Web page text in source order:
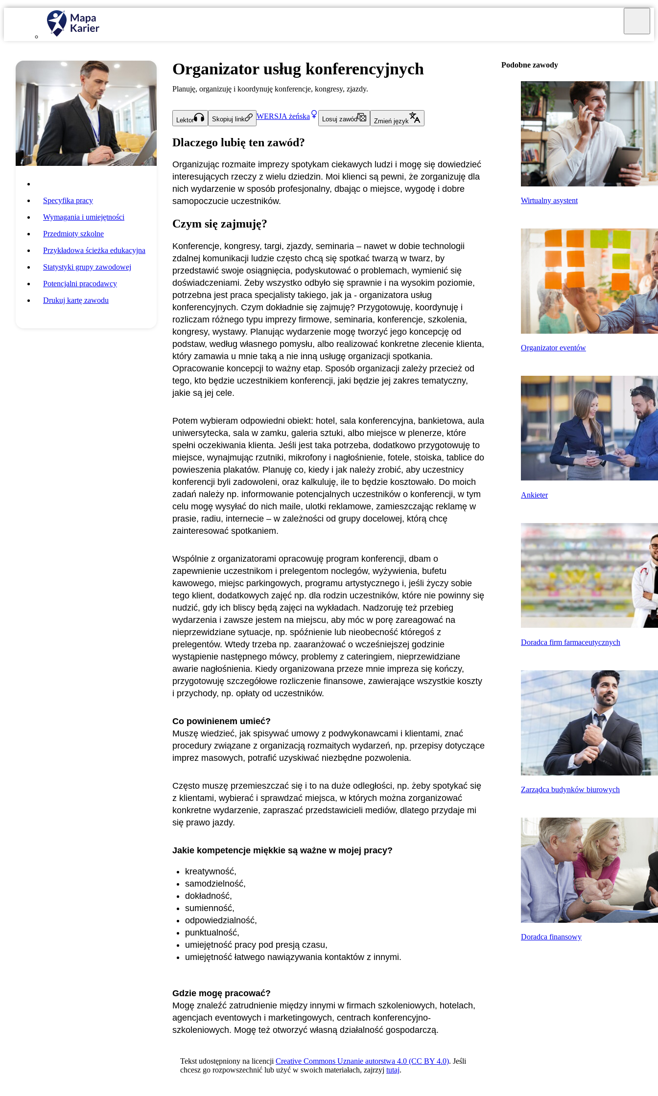
Specyfika pracy
Wymagania i umiejętności
Przedmioty szkolne
Przykładowa ścieżka edukacyjna
Statystyki grupy zawodowej
Potencjalni pracodawcy
Drukuj kartę zawodu
Organizator usług konferencyjnych
Planuję, organizuję i koordynuję konferencje, kongresy, zjazdy.
Lektor Skopiuj link WERSJA żeńska Losuj zawód Zmień język
Dlaczego lubię ten zawód?
Organizując rozmaite imprezy spotykam ciekawych ludzi i mogę się dowiedzieć
interesujących rzeczy z wielu dziedzin. Moi klienci są pewni, że zorganizuję dla
nich wydarzenie w sposób profesjonalny, dbając o miejsce, wygodę i dobre
samopoczucie uczestników.
Czym się zajmuję?
Konferencje, kongresy, targi, zjazdy, seminaria – nawet w dobie technologii
zdalnej komunikacji ludzie często chcą się spotkać twarzą w twarz, by
przedstawić swoje osiągnięcia, podyskutować o problemach, wymienić się
doświadczeniami. Żeby wszystko odbyło się sprawnie i na wysokim poziomie,
potrzebna jest praca specjalisty takiego, jak ja - organizatora usług
konferencyjnych. Czym dokładnie się zajmuję? Przygotowuję, koordynuję i
rozliczam różnego typu imprezy firmowe, seminaria, konferencje, szkolenia,
kongresy, wystawy. Planując wydarzenie mogę tworzyć jego koncepcję od
podstaw, według własnego pomysłu, albo realizować konkretne zlecenie klienta,
który zamawia u mnie taką a nie inną usługę organizacji spotkania.
Opracowanie koncepcji to ważny etap. Sposób organizacji zależy przecież od
tego, kto będzie uczestnikiem konferencji, jaki będzie jej zakres tematyczny,
jakie są jej cele.
Potem wybieram odpowiedni obiekt: hotel, sala konferencyjna, bankietowa, aula
uniwersytecka, sala w zamku, galeria sztuki, albo miejsce w plenerze, które
spełni oczekiwania klienta. Jeśli jest taka potrzeba, dodatkowo przygotowuję to
miejsce, wynajmując rzutniki, mikrofony i nagłośnienie, fotele, stoiska, tablice do
powieszenia plakatów. Planuję co, kiedy i jak należy zrobić, aby uczestnicy
konferencji byli zadowoleni, oraz kalkuluję, ile to będzie kosztowało. Do moich
zadań należy np. informowanie potencjalnych uczestników o konferencji, w tym
celu mogę wysyłać do nich maile, ulotki reklamowe, zamieszczając reklamę w
prasie, radiu, internecie – w zależności od grupy docelowej, którą chcę
zainteresować spotkaniem.
Wspólnie z organizatorami opracowuję program konferencji, dbam o
zapewnienie uczestnikom i prelegentom noclegów, wyżywienia, bufetu
kawowego, miejsc parkingowych, programu artystycznego i, jeśli życzy sobie
tego klient, dodatkowych zajęć np. dla rodzin uczestników, które nie powinny się
nudzić, gdy ich bliscy będą zajęci na wykładach. Nadzoruję też przebieg
wydarzenia i zawsze jestem na miejscu, aby móc w porę zareagować na
nieprzewidziane sytuacje, np. spóźnienie lub nieobecność któregoś z
prelegentów. Wtedy trzeba np. zaaranżować o wcześniejszej godzinie
wystąpienie następnego mówcy, problemy z cateringiem, nieprzewidziane
awarie nagłośnienia. Kiedy organizowana przeze mnie impreza się kończy,
przygotowuję szczegółowe rozliczenie finansowe, zawierające wszystkie koszty
i przychody, np. opłaty od uczestników.
Co powinienem umieć?
Muszę wiedzieć, jak spisywać umowy z podwykonawcami i klientami, znać
procedury związane z organizacją rozmaitych wydarzeń, np. przepisy dotyczące
imprez masowych, potrafić uzyskiwać niezbędne pozwolenia.
Często muszę przemieszczać się i to na duże odległości, np. żeby spotykać się
z klientami, wybierać i sprawdzać miejsca, w których można zorganizować
konkretne wydarzenie, zapraszać przedstawicieli mediów, dlatego przydaje mi
się prawo jazdy.
Jakie kompetencje miękkie są ważne w mojej pracy?
kreatywność,
samodzielność,
dokładność,
sumienność,
odpowiedzialność,
punktualność,
umiejętność pracy pod presją czasu,
umiejętność łatwego nawiązywania kontaktów z innymi.
Gdzie mogę pracować?
Mogę znaleźć zatrudnienie między innymi w firmach szkoleniowych, hotelach,
agencjach eventowych i marketingowych, centrach konferencyjno-
szkoleniowych. Mogę też otworzyć własną działalność gospodarczą.
Tekst udostępniony na licencji Creative Commons Uznanie autorstwa 4.0 (CC BY 4.0). Jeśli
chcesz go rozpowszechnić lub użyć w swoich materiałach, zajrzyj tutaj.
Podobne zawody
Wirtualny asystent
Organizator eventów
Ankieter
Doradca firm farmaceutycznych
Zarządca budynków biurowych
Doradca finansowy